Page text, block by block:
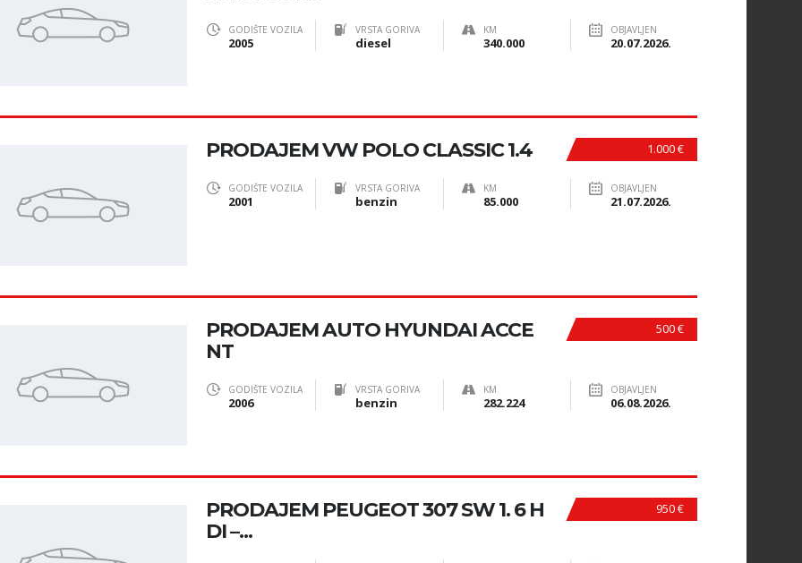
GODIŠTE VOZILA
2005
VRSTA GORIVA
diesel
KM
340.000
OBJAVLJEN
20.07.2026.
1.000 €
PRODAJEM VW POLO CLASSIC 1.4
GODIŠTE VOZILA
2001
VRSTA GORIVA
benzin
KM
85.000
OBJAVLJEN
21.07.2026.
500 €
PRODAJEM AUTO HYUNDAI ACCE
NT
GODIŠTE VOZILA
2006
VRSTA GORIVA
benzin
KM
282.224
OBJAVLJEN
06.08.2026.
950 €
PRODAJEM PEUGEOT 307 SW 1. 6 H
DI –...